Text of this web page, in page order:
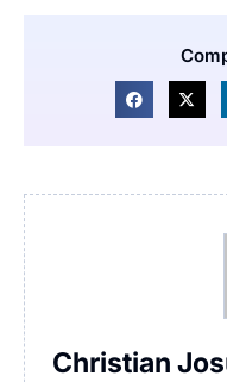
Christian